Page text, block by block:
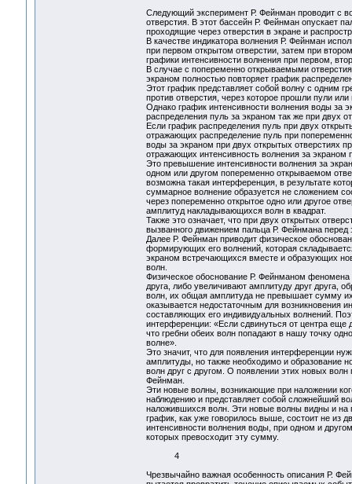
Следующий эксперимент Р. Фейнман проводит с
отверстия. В этот бассейн Р. Фейнман опускает
проходящие через отверстия в экране и
В качестве индикатора волнения Р. Фейнман
при первом открытом отверстии, затем при
графики интенсивности волнения при первом,
В случае с попеременно открываемыми
экраном полностью повторяет график
Этот график представляет собой волну с одним
против отверстия, через которое прошли пули
Однако график интенсивности волнения воды за
распределения пуль за экраном так же при двух
Если график распределения пуль при двух
отражающих распределение пуль при
воды за экраном при двух открытых отверстиях
отражающих интенсивность волнения за
Это превышение интенсивности волнения за
одном или другом попеременно открываемом
возможна такая интерференция, в результате
суммарное волнение образуется не сложением
через попеременно открытое одно или другое
амплитуд накладывающихся волн в квадрат.
Также это означает, что при двух открытых
вызванного движением пальца Р. Фейнмана перед
Далее Р. Фейнман приводит физическое
формирующих его волнений, которая
экраном встречающихся вместе и образующих
волн.
Физическое обоснование Р. Фейнманом феномена
друга, либо увеличивают амплитуду друг друга,
волн, их общая амплитуда не превышает сумму
оказывается недостаточным для возникновения
составляющих его индивидуальных волнений.
интерференции: «Если сдвинуться от центра еще
что гребни обеих волн попадают в нашу точку
волне».
Это значит, что для появления интерференции
амплитуды, но также необходимо и образование
волн друг с другом. О появлении этих новых
Фейнман.
Эти новые волны, возникающие при наложении
наблюдению и представляет собой сложнейший
наложившихся волн. Эти новые волны видны и на
график, как уже говорилось выше, состоит не из
интенсивности волнения воды, при одном и
которых превосходит эту сумму.
4
Чрезвычайно важная особенность описания Р.